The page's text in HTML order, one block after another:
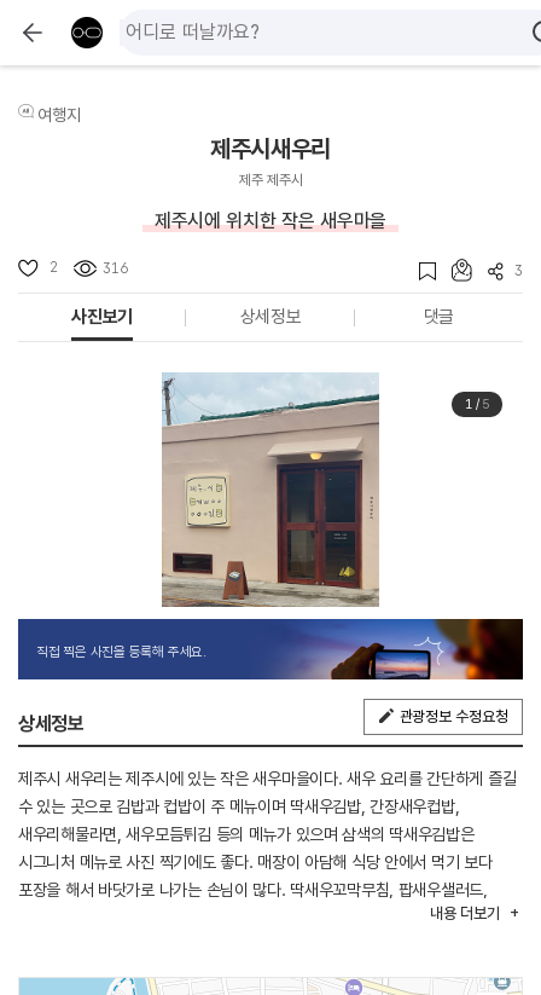
여행지
제주시새우리
제주 제주시
제주시에 위치한 작은 새우마을
2 316 3
사진보기 상세정보 댓글
1/ 5
직접 찍은 사진을 등록해 주세요.
상세정보 관광정보 수정요청
제주시 새우리는 제주시에 있는 작은 새우마을이다. 새우 요리를 간단하게 즐길
수 있는 곳으로 김밥과 컵밥이 주 메뉴이며 딱새우김밥, 간장새우컵밥,
새우리해물라면, 새우모듬튀김 등의 메뉴가 있으며 삼색의 딱새우김밥은
시그니처 메뉴로 사진 찍기에도 좋다. 매장이 아담해 식당 안에서 먹기 보다
포장을 해서 바닷가로 나가는 손님이 많다. 딱새우꼬막무침, 팝새우샐러드,
딱새우모듬튀김, 성게미역국 등도 있지만 재료 소진 시 조기 마감될 수 있다.
둘러보기 좋은 여행지로 탑동광장, 용연계곡, 용담해안도로 등이 있다.
내용 더보기